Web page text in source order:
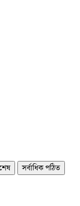
সর্বাধিক পঠিত